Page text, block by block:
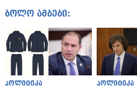
ბოლო ამბები:
პოლიტიკა პოლიტიკა